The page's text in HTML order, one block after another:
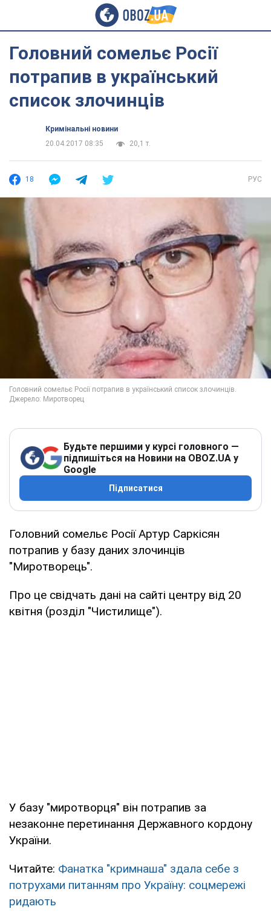
Головний сомельє Росії
потрапив в український
список злочинців
Кримінальні новини
20.04.2017 08:35
20,1 т.
18 РУС
Будьте першими у курсі головного —
підпишіться на Новини на OBOZ.UA у
Google
Підписатися
Головний сомельє Росії Артур Саркісян
потрапив у базу даних злочинців
"Миротворець".
Про це свідчать дані на сайті центру від 20
квітня (розділ "Чистилище").
У базу "миротворця" він потрапив за
незаконне перетинання Державного кордону
України.
Читайте: Фанатка "кримнаша" здала себе з
потрухами питанням про Україну: соцмережі
ридають